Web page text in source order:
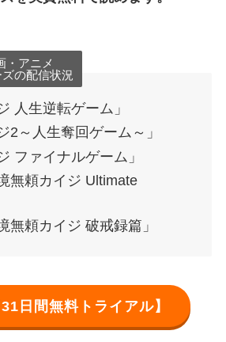
・アニメ
ズの配信状況
人生逆転ゲーム」
2～人生奪回ゲーム～」
ファイナルゲーム」
無頼カイジ Ultimate
無頼カイジ 破戒録篇」
日間無料トライアル】